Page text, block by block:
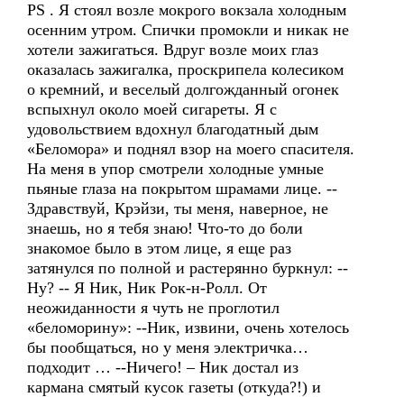
PS . Я стоял возле мокрого вокзала холодным
осенним утром. Спички промокли и никак не
хотели зажигаться. Вдруг возле моих глаз
оказалась зажигалка, проскрипела колесиком
о кремний, и веселый долгожданный огонек
вспыхнул около моей сигареты. Я с
удовольствием вдохнул благодатный дым
«Беломора» и поднял взор на моего спасителя.
На меня в упор смотрели холодные умные
пьяные глаза на покрытом шрамами лице. --
Здравствуй, Крэйзи, ты меня, наверное, не
знаешь, но я тебя знаю! Что-то до боли
знакомое было в этом лице, я еще раз
затянулся по полной и растерянно буркнул: --
Ну? -- Я Ник, Ник Рок-н-Ролл. От
неожиданности я чуть не проглотил
«беломорину»: --Ник, извини, очень хотелось
бы пообщаться, но у меня электричка…
подходит … --Ничего! – Ник достал из
кармана смятый кусок газеты (откуда?!) и